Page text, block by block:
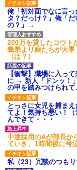
【衝撃】報酬100万円
募集がこちらｗｗｗｗ
あり)
【ネット騒然】惨殺
ワマン頂き女子のこの
げえええええｗｗｗｗ
ｗｗｗ
【愕然】白のクラウ
高速道路左車線を制限
った結果
百年の恋12-899 食
張り合ってくる
【悲報】佐藤輝明・
でも盛大にやらかす←
しませないでくれ
俺「初対面でなに言
タ？だっけ？」俺「
の？」→
200万を貸したコウト
義弟より娘たちが大
（は？）
【衝撃】職場に入っ
に → 新人「ドンッ！
の甲を踏みつけられ
とっさに女児を捕ま
てよ！気持ち悪い！
んできて・・・
中途採用のAが部長か
ていき、1時間後に号
私（23）冗談のつも